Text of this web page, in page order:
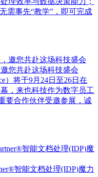
需事先“教学”，即可完成
您共赴这场科技盛会
）将于9月24日至26日在
，来也科技作为数字员工
要合作伙伴受邀参展，诚
智能文档处理(IDP)魔力